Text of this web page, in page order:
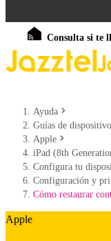
Consulta si te
Ayuda
Guías de
Apple
iPad (8th
Configura tu
Configuración y
Cómo restaurar
Apple